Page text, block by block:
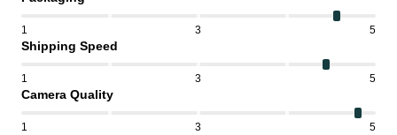
1 3 5
Shipping Speed
1 3 5
Camera Quality
1 3 5